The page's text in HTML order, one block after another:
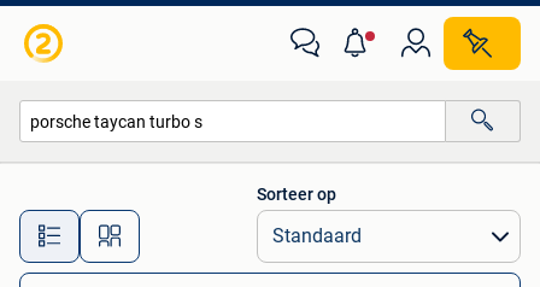
Alle afstanden…
Sorteer op